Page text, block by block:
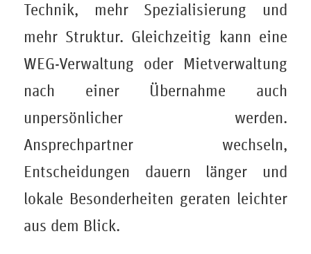
Technik, mehr Spezialisierung und
mehr Struktur. Gleichzeitig kann eine
WEG-Verwaltung oder Mietverwaltung
nach einer Übernahme auch
unpersönlicher werden.
Ansprechpartner wechseln,
Entscheidungen dauern länger und
lokale Besonderheiten geraten leichter
aus dem Blick.